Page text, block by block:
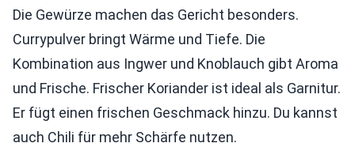
Die Gewürze machen das Gericht besonders.
Currypulver bringt Wärme und Tiefe. Die
Kombination aus Ingwer und Knoblauch gibt Aroma
und Frische. Frischer Koriander ist ideal als Garnitur.
Er fügt einen frischen Geschmack hinzu. Du kannst
auch Chili für mehr Schärfe nutzen.